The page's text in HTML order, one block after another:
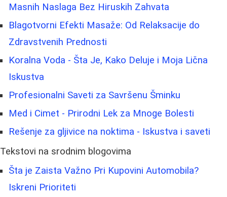
Masnih Naslaga Bez Hiruskih Zahvata
Blagotvorni Efekti Masaže: Od Relaksacije do
Zdravstvenih Prednosti
Koralna Voda - Šta Je, Kako Deluje i Moja Lična
Iskustva
Profesionalni Saveti za Savršenu Šminku
Med i Cimet - Prirodni Lek za Mnoge Bolesti
Rešenje za gljivice na noktima - Iskustva i saveti
Tekstovi na srodnim blogovima
Šta je Zaista Važno Pri Kupovini Automobila?
Iskreni Prioriteti